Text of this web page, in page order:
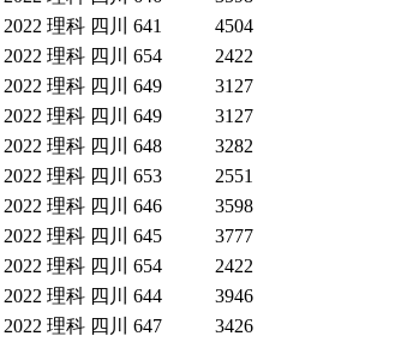
2022 理科 四川 641
4504
2022 理科 四川 654
2422
2022 理科 四川 649
3127
2022 理科 四川 649
3127
2022 理科 四川 648
3282
2022 理科 四川 653
2551
2022 理科 四川 646
3598
2022 理科 四川 645
3777
2022 理科 四川 654
2422
2022 理科 四川 644
3946
2022 理科 四川 647
3426